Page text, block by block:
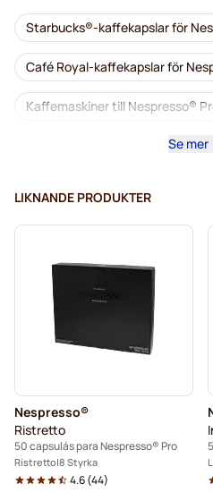
Starbucks®-kaffekapslar för
Café Royal-kaffekapslar för
Kaffemaskiner till Nespresso®
Tillbehör till Nespresso®
Avkalkning och rengöring för
Kapsler till Nespresso® Pro
Gimoka-kapslar för Nespresso®
Kaffekapslar för Nespresso® Pro
Kaffekapslen till Nespresso®
Se mer
LIKNANDE PRODUKTER
Nespresso®
Ristretto
50 capsulás para Nespresso® Pro
Ristretto 8 Styrka
4.6(44)